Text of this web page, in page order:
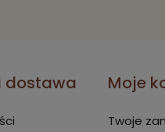
dostawa Moje
Twoje